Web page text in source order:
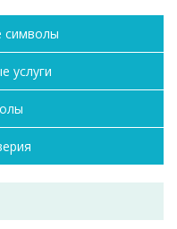
символы
услуги